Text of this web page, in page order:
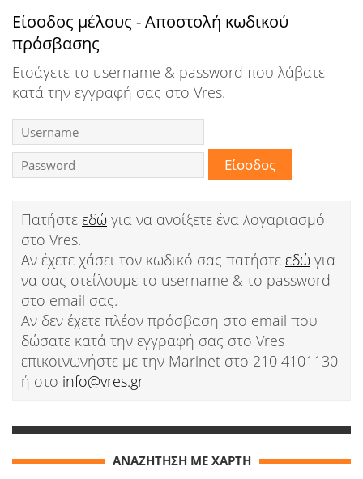
Κατάλογος
Αγγελίες
Βιβλία
Ειδήσεις
Παιχνίδια
Ταινίες
Είσοδος μέλους - Αποστολή κωδικού
πρόσβασης
Εισάγετε το username & password που λάβατε
κατά την εγγραφή σας στο Vres.
Πατήστε εδώ για να ανοίξετε ένα λογαριασμό
στο Vres.
Αν έχετε χάσει τον κωδικό σας πατήστε εδώ για
να σας στείλουμε το username & το password
στο email σας.
Αν δεν έχετε πλέον πρόσβαση στο email που
δώσατε κατά την εγγραφή σας στο Vres
επικοινωνήστε με την Marinet στο 210 4101130
ή στο info@vres.gr
ΑΝΑΖΗΤΗΣΗ ΜΕ ΧΑΡΤΗ